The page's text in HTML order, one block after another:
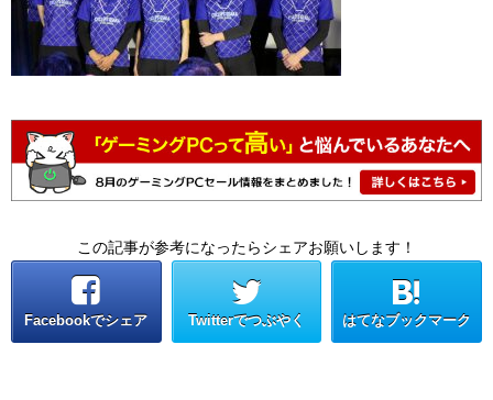
この記事が参考になったらシェアお願いします！
Facebookでシェア Twitterでつぶやく はてなブックマーク